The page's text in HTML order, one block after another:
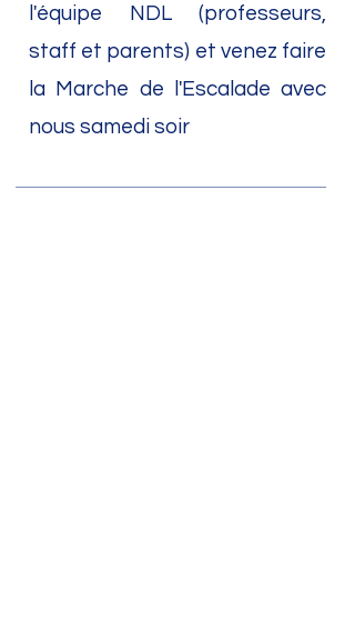
l'équipe NDL (professeurs,
staff et parents) et venez faire
la Marche de l'Escalade avec
nous samedi soir